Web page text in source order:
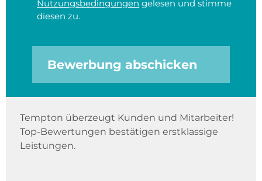
Nutzungsbedingungen gelesen und stimme
diesen zu.
Bewerbung abschicken
Tempton überzeugt Kunden und Mitarbeiter!
Top-Bewertungen bestätigen erstklassige
Leistungen.